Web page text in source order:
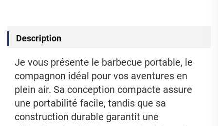
Description
Je vous présente le barbecue portable, le
compagnon idéal pour vos aventures en
plein air. Sa conception compacte assure
une portabilité facile, tandis que sa
construction durable garantit une